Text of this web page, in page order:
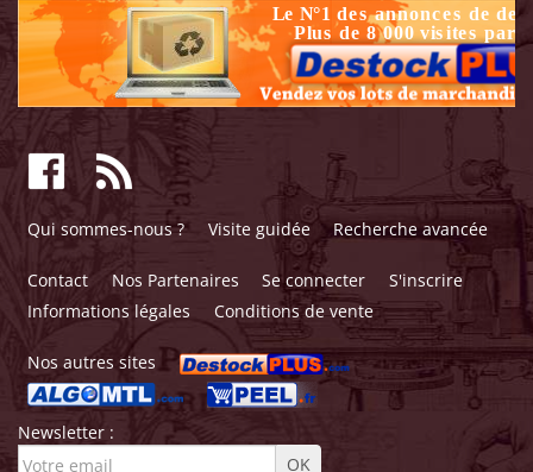
Qui sommes-nous ? Visite guidée Recherche avancée
Contact Nos Partenaires Se connecter
S'inscrire
Informations légales
Conditions de vente
Nos autres sites
Newsletter :